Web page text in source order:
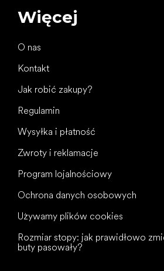
Więcej
O nas
Kontakt
Jak robić zakupy?
Regulamin
Wysyłka i płatność
Zwroty i reklamacje
Program lojalnościowy
Ochrona danych osobowych
Używamy plików cookies
Rozmiar stopy: jak prawidłowo
buty pasowały?